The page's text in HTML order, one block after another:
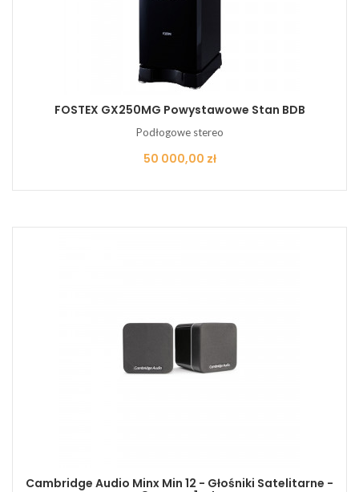
FOSTEX GX250MG Powystawowe Stan BDB
Podłogowe stereo
Cena
50 000,00 zł
Cambridge Audio Minx Min 12 - Głośniki Satelitarne -